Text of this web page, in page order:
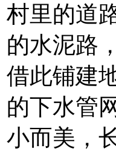
村里的道
的水泥路
借此铺建
的下水管
小而美，